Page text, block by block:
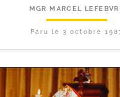
MGR MARCEL
Paru le 3 octobre